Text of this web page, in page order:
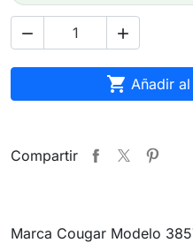
 
 Añadir
Compartir
Marca Cougar Modelo